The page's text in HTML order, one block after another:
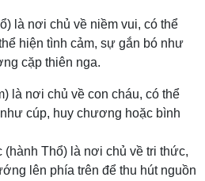
là nơi chủ về niềm vui, có thể
hiện tình cảm, sự gắn bó như
cặp thiên nga.
là nơi chủ về con cháu, có thể
cúp, huy chương hoặc bình
Thổ) là nơi chủ về tri thức,
lên phía trên để thu hút nguồn